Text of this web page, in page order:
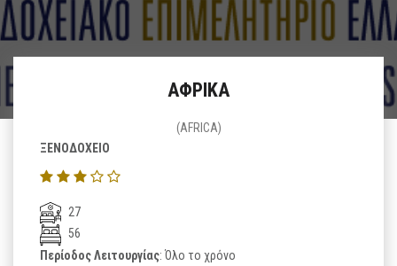
ΑΦΡΙΚΑ
(AFRICA)
ΞΕΝΟΔΟΧΕΙΟ
27
56
Περίοδος Λειτουργίας: Όλο το χρόνο